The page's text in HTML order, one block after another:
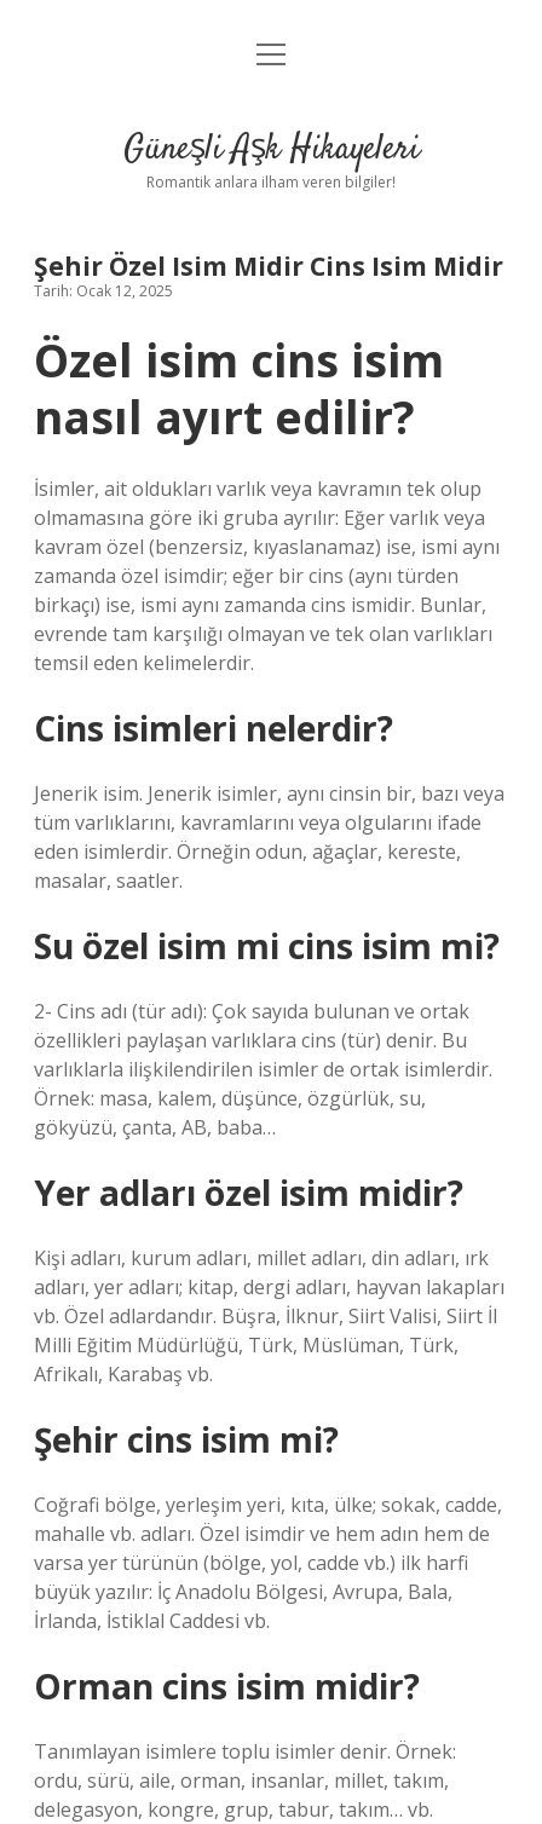
Anasayfa
Yasal Uyarı
menüyü
Güneşli Aşk Hikayeleri
Romantik anlara ilham veren bilgiler!
Şehir Özel Isim Midir Cins Isim Midir
Tarih: Ocak 12, 2025
Özel isim cins isim
nasıl ayırt edilir?
İsimler, ait oldukları varlık veya kavramın tek olup
olmamasına göre iki gruba ayrılır: Eğer varlık veya
kavram özel (benzersiz, kıyaslanamaz) ise, ismi aynı
zamanda özel isimdir; eğer bir cins (aynı türden
birkaçı) ise, ismi aynı zamanda cins ismidir. Bunlar,
evrende tam karşılığı olmayan ve tek olan varlıkları
temsil eden kelimelerdir.
Cins isimleri nelerdir?
Jenerik isim. Jenerik isimler, aynı cinsin bir, bazı veya
tüm varlıklarını, kavramlarını veya olgularını ifade
eden isimlerdir. Örneğin odun, ağaçlar, kereste,
masalar, saatler.
Su özel isim mi cins isim mi?
2- Cins adı (tür adı): Çok sayıda bulunan ve ortak
özellikleri paylaşan varlıklara cins (tür) denir. Bu
varlıklarla ilişkilendirilen isimler de ortak isimlerdir.
Örnek: masa, kalem, düşünce, özgürlük, su,
gökyüzü, çanta, AB, baba…
Yer adları özel isim midir?
Kişi adları, kurum adları, millet adları, din adları, ırk
adları, yer adları; kitap, dergi adları, hayvan lakapları
vb. Özel adlardandır. Büşra, İlknur, Siirt Valisi, Siirt İl
Milli Eğitim Müdürlüğü, Türk, Müslüman, Türk,
Afrikalı, Karabaş vb.
Şehir cins isim mi?
Coğrafi bölge, yerleşim yeri, kıta, ülke; sokak, cadde,
mahalle vb. adları. Özel isimdir ve hem adın hem de
varsa yer türünün (bölge, yol, cadde vb.) ilk harfi
büyük yazılır: İç Anadolu Bölgesi, Avrupa, Bala,
İrlanda, İstiklal Caddesi vb.
Orman cins isim midir?
Tanımlayan isimlere toplu isimler denir. Örnek:
ordu, sürü, aile, orman, insanlar, millet, takım,
delegasyon, kongre, grup, tabur, takım… vb.